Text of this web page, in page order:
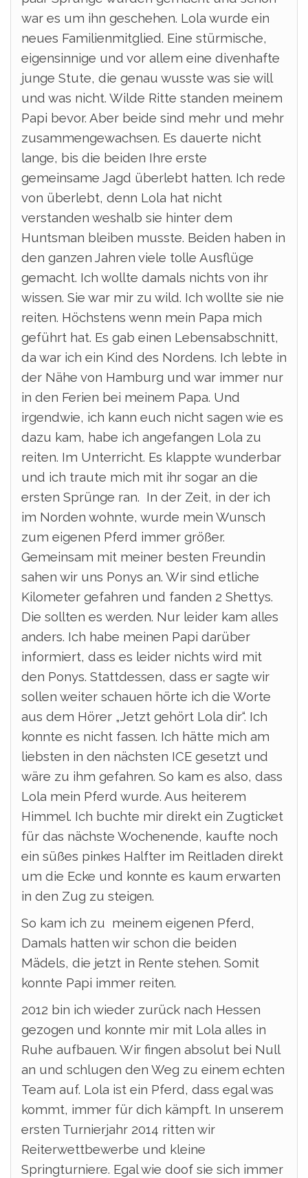
war es um ihn geschehen. Lola wurde ein
neues Familienmitglied. Eine stürmische,
eigensinnige und vor allem eine divenhafte
junge Stute, die genau wusste was sie will
und was nicht. Wilde Ritte standen meinem
Papi bevor. Aber beide sind mehr und mehr
zusammengewachsen. Es dauerte nicht
lange, bis die beiden Ihre erste
gemeinsame Jagd überlebt hatten. Ich rede
von überlebt, denn Lola hat nicht
verstanden weshalb sie hinter dem
Huntsman bleiben musste. Beiden haben in
den ganzen Jahren viele tolle Ausflüge
gemacht. Ich wollte damals nichts von ihr
wissen. Sie war mir zu wild. Ich wollte sie nie
reiten. Höchstens wenn mein Papa mich
geführt hat. Es gab einen Lebensabschnitt,
da war ich ein Kind des Nordens. Ich lebte in
der Nähe von Hamburg und war immer nur
in den Ferien bei meinem Papa. Und
irgendwie, ich kann euch nicht sagen wie es
dazu kam, habe ich angefangen Lola zu
reiten. Im Unterricht. Es klappte wunderbar
und ich traute mich mit ihr sogar an die
ersten Sprünge ran. In der Zeit, in der ich
im Norden wohnte, wurde mein Wunsch
zum eigenen Pferd immer größer.
Gemeinsam mit meiner besten Freundin
sahen wir uns Ponys an. Wir sind etliche
Kilometer gefahren und fanden 2 Shettys.
Die sollten es werden. Nur leider kam alles
anders. Ich habe meinen Papi darüber
informiert, dass es leider nichts wird mit
den Ponys. Stattdessen, dass er sagte wir
sollen weiter schauen hörte ich die Worte
aus dem Hörer „Jetzt gehört Lola dir“. Ich
konnte es nicht fassen. Ich hätte mich am
liebsten in den nächsten ICE gesetzt und
wäre zu ihm gefahren. So kam es also, dass
Lola mein Pferd wurde. Aus heiterem
Himmel. Ich buchte mir direkt ein Zugticket
für das nächste Wochenende, kaufte noch
ein süßes pinkes Halfter im Reitladen direkt
um die Ecke und konnte es kaum erwarten
in den Zug zu steigen.
So kam ich zu meinem eigenen Pferd,
Damals hatten wir schon die beiden
Mädels, die jetzt in Rente stehen. Somit
konnte Papi immer reiten.
2012 bin ich wieder zurück nach Hessen
gezogen und konnte mir mit Lola alles in
Ruhe aufbauen. Wir fingen absolut bei Null
an und schlugen den Weg zu einem echten
Team auf. Lola ist ein Pferd, dass egal was
kommt, immer für dich kämpft. In unserem
ersten Turnierjahr 2014 ritten wir
Reiterwettbewerbe und kleine
Springturniere. Egal wie doof sie sich immer